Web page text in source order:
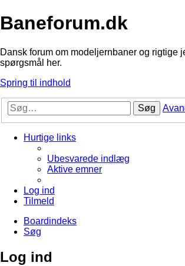
Baneforum.dk
Dansk forum om modeljernbaner og rigtige
spørgsmål her.
Spring til indhold
Søg
Hurtige links
Ubesvarede indlæg
Aktive emner
Log ind
Tilmeld
Boardindeks
Søg
Log ind